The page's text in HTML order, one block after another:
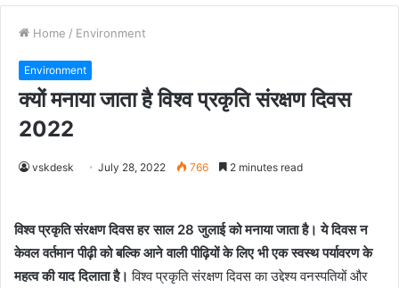
Home / Environment
Environment
क्यों मनाया जाता है विश्व प्रकृति संरक्षण दिवस
2022
vskdesk July 28, 2022 766 2 minutes read
विश्व प्रकृति संरक्षण दिवस हर साल 28 जुलाई को मनाया जाता है। ये दिवस न
केवल वर्तमान पीढ़ी को बल्कि आने वाली पीढ़ियों के लिए भी एक स्वस्थ पर्यावरण के
महत्व की याद दिलाता है।विश्व प्रकृति संरक्षण दिवस का उद्देश्य वनस्पतियों और